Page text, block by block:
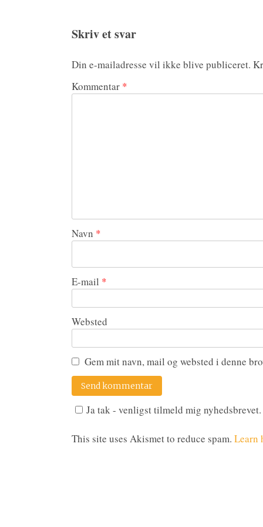
Skriv et svar
Din e-mailadresse vil ikke blive publiceret.
Kommentar *
Navn *
E-mail *
Websted
Gem mit navn, mail og websted i denne
Ja tak - venligst tilmeld mig nyhedsbrevet.
This site uses Akismet to reduce spam. Learn